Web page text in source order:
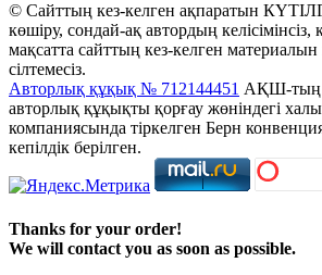
© Сайттың кез-келген ақпаратын
көшіру, сондай-ақ автордың
мақсатта сайттың кез-келген материалын
сілтемесіз.
Авторлық құқық № 712144451 АҚШ-тың
авторлық құқықты қорғау жөніндегі
компаниясында тіркелген Берн
кепілдік берілген.
Thanks for your order!
We will contact you as soon as possible.